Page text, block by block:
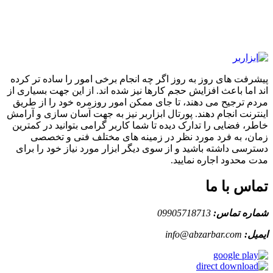
پیشرفت های روز به روز اگر چه انجام برخی امور را ساده تر کرده
اند اما باعث افزایش حجم کارها نیز شده اند. از این جهت بسیاری از
مردم ترجیح می دهند، تا جای ممکن امور روزمره خود را از طریق
اینترنت انجام دهند. پورتال ابزاربر نیز به جهت آسان سازی و آرامش
خاطر، فضایی را تدارک دیده تا شما کاربر گرامی بتوانید در کمترین
زمان، به فرد مورد نظر در زمینه های مختلف فنی و تخصصی
دسترسی داشته باشید و از سوی دیگر ابزار مورد نیاز خود را برای
مدت محدود اجاره نمایید.
تماس با ما
شماره تماس: 09905718713
ایمیل: info@abzarbar.com